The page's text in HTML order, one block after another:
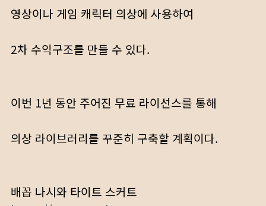
영상이나 게임 캐릭터 의상에 사용하여
2차 수익구조를 만들 수 있다.
이번 1년 동안 주어진 무료 라이선스를 통해
의상 라이브러리를 꾸준히 구축할 계획이다.
배꼽 나시와 타이트 스커트